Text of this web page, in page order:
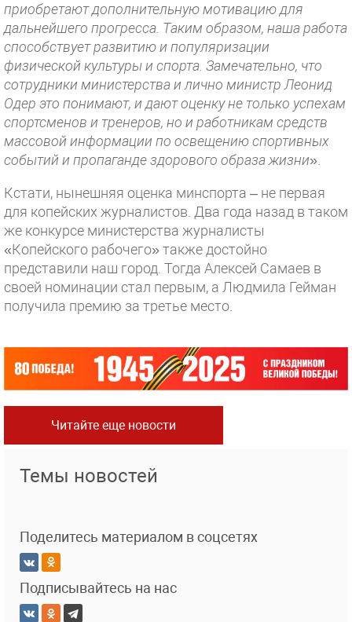
приобретают дополнительную мотивацию для
дальнейшего прогресса. Таким образом, наша работа
способствует развитию и популяризации
физической культуры и спорта. Замечательно, что
сотрудники министерства и лично министр Леонид
Одер это понимают, и дают оценку не только успехам
спортсменов и тренеров, но и работникам средств
массовой информации по освещению спортивных
событий и пропаганде здорового образа жизни».
Кстати, нынешняя оценка минспорта – не первая
для копейских журналистов. Два года назад в таком
же конкурсе министерства журналисты
«Копейского рабочего» также достойно
представили наш город. Тогда Алексей Самаев в
своей номинации стал первым, а Людмила Гейман
получила премию за третье место.
Читайте еще новости
Темы новостей
Поделитесь материалом в соцсетях
Подписывайтесь на нас